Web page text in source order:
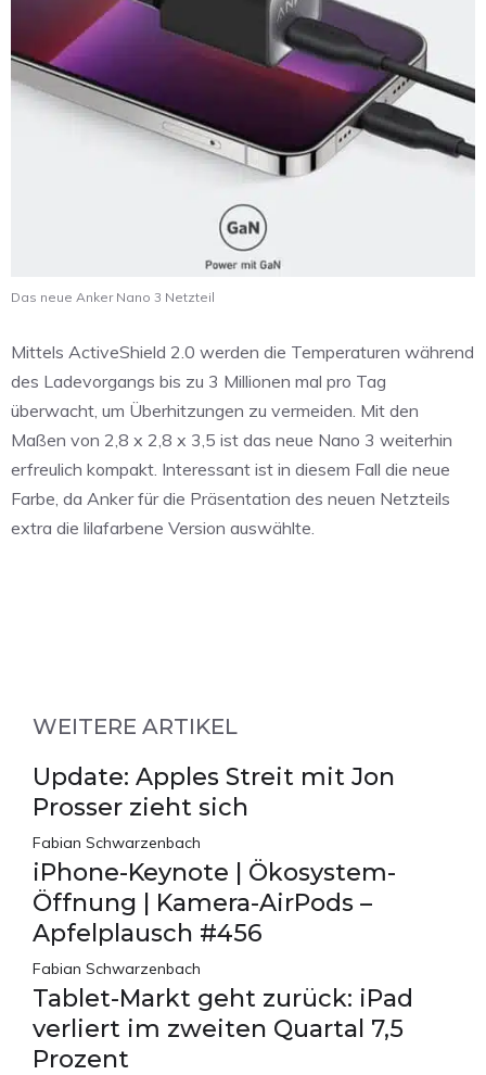
Das neue Anker Nano 3 Netzteil
Mittels ActiveShield 2.0 werden die Temperaturen während
des Ladevorgangs bis zu 3 Millionen mal pro Tag
überwacht, um Überhitzungen zu vermeiden. Mit den
Maßen von 2,8 x 2,8 x 3,5 ist das neue Nano 3 weiterhin
erfreulich kompakt. Interessant ist in diesem Fall die neue
Farbe, da Anker für die Präsentation des neuen Netzteils
extra die lilafarbene Version auswählte.
WEITERE ARTIKEL
Update: Apples Streit mit Jon
Prosser zieht sich
Fabian Schwarzenbach
iPhone-Keynote | Ökosystem-
Öffnung | Kamera-AirPods –
Apfelplausch #456
Fabian Schwarzenbach
Tablet-Markt geht zurück: iPad
verliert im zweiten Quartal 7,5
Prozent